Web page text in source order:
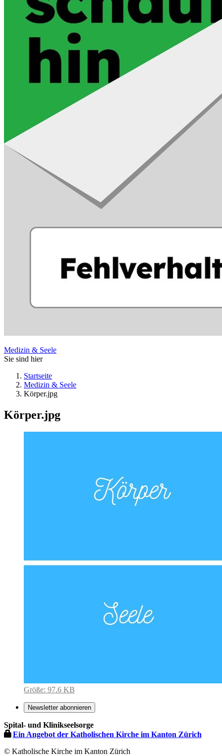
Medizin & Seele
Sie sind hier
Startseite
Medizin & Seele
Körper.jpg
Körper.jpg
Zeige
in
Größe…
Größe: 97.6 KB
Newsletter abonnieren
Spital- und Klinikseelsorge
Ein Angebot der Katholischen Kirche im Kanton Zürich
© Katholische Kirche im Kanton Zürich